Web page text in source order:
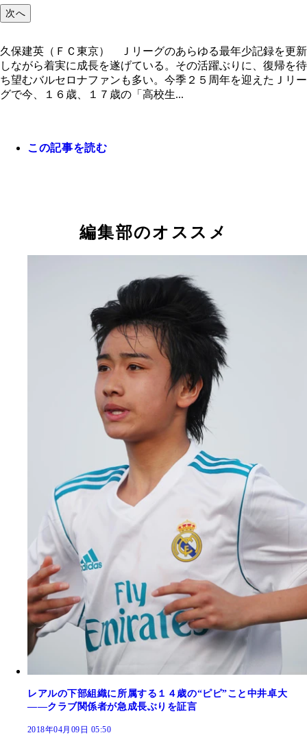
に、復帰を待ち望むバルセロナファンも多い。
代表として活躍した遠藤保仁も期待を寄せる逸材
次へ
久保建英（ＦＣ東京） Ｊリーグのあらゆる最年少記録を更新
しながら着実に成長を遂げている。その活躍ぶりに、復帰を待
ち望むバルセロナファンも多い。今季２５周年を迎えたＪリー
グで今、１６歳、１７歳の「高校生...
この記事を読む
編集部のオススメ
レアルの下部組織に所属する１４歳の“ピピ”こと中井卓大
――クラブ関係者が急成長ぶりを証言
2018年04月09日 05:50